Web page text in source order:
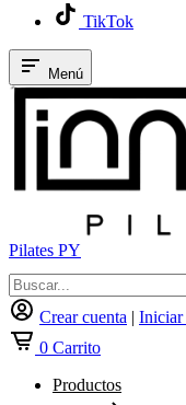
TikTok
Menú
Pilates PY
Crear cuenta | Iniciar
0 Carrito
Productos